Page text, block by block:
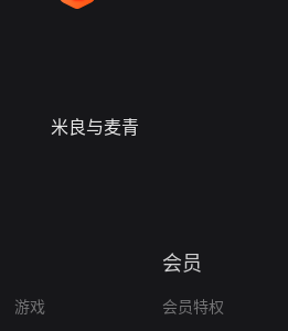
米良与麦青
游戏
会员
会员特权